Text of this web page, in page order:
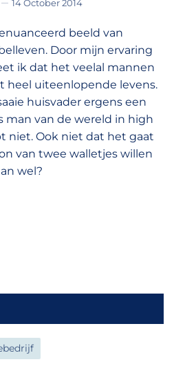
14 October 2014
beeld van
Door mijn ervaring
ik dat het veelal mannen
heel uiteenlopende levens.
huisvader ergens een
man van de wereld in high
niet. Ook niet dat het gaat
van twee walletjes willen
wel?